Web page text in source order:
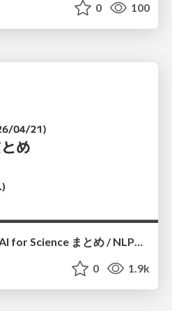
0 100
0 1.9k